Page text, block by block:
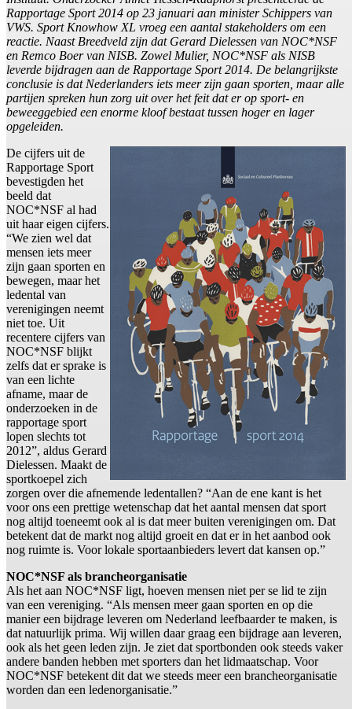
Rapportage Sport 2014 op 23 januari aan minister Schippers van
VWS. Sport Knowhow XL vroeg een aantal stakeholders om een
reactie. Naast Breedveld zijn dat Gerard Dielessen van NOC*NSF
en Remco Boer van NISB. Zowel Mulier, NOC*NSF als NISB
leverde bijdragen aan de Rapportage Sport 2014. De belangrijkste
conclusie is dat Nederlanders iets meer zijn gaan sporten, maar alle
partijen spreken hun zorg uit over het feit dat er op sport- en
beweeggebied een enorme kloof bestaat tussen hoger en lager
opgeleiden.
De cijfers uit de
Rapportage Sport
bevestigden het
beeld dat
NOC*NSF al had
uit haar eigen cijfers.
“We zien wel dat
mensen iets meer
zijn gaan sporten en
bewegen, maar het
ledental van
verenigingen neemt
niet toe. Uit
recentere cijfers van
NOC*NSF blijkt
zelfs dat er sprake is
van een lichte
afname, maar de
onderzoeken in de
rapportage sport
lopen slechts tot
2012”, aldus Gerard
Dielessen. Maakt de
sportkoepel zich
zorgen over die afnemende ledentallen? “Aan de ene kant is het
voor ons een prettige wetenschap dat het aantal mensen dat sport
nog altijd toeneemt ook al is dat meer buiten verenigingen om. Dat
betekent dat de markt nog altijd groeit en dat er in het aanbod ook
nog ruimte is. Voor lokale sportaanbieders levert dat kansen op.”
NOC*NSF als brancheorganisatie
Als het aan NOC*NSF ligt, hoeven mensen niet per se lid te zijn
van een vereniging. “Als mensen meer gaan sporten en op die
manier een bijdrage leveren om Nederland leefbaarder te maken, is
dat natuurlijk prima. Wij willen daar graag een bijdrage aan leveren,
ook als het geen leden zijn. Je ziet dat sportbonden ook steeds vaker
andere banden hebben met sporters dan het lidmaatschap. Voor
NOC*NSF betekent dit dat we steeds meer een brancheorganisatie
worden dan een ledenorganisatie.”